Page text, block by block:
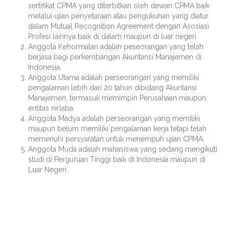
sertifikat CPMA yang diterbitkan oleh dewan CPMA baik
melalui ujian penyetaraan atau pengukuhan yang diatur
dalam Mutual Recognition Agreement dengan Asosiasi
Profesi lainnya baik di dalam maupun di luar negeri.
Anggota Kehormatan adalah peseorangan yang telah
berjasa bagi perkembangan Akuntansi Manajemen di
Indonesia.
Anggota Utama adalah perseorangan yang memiliki
pengalaman lebih dari 20 tahun dibidang Akuntansi
Manajemen, termasuk memimpin Perusahaan maupun
entitas nirlaba.
Anggota Madya adalah perseorangan yang memiliki
maupun belum memiliki pengalaman kerja tetapi telah
memenuhi persyaratan untuk menempuh ujian CPMA.
Anggota Muda adalah mahasiswa yang sedang mengikuti
studi di Perguruan Tinggi baik di Indonesia maupun di
Luar Negeri.